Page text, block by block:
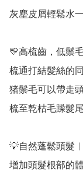
灰塵皮屑輕鬆水
💛高梳齒，低鬃
梳通打結髮絲的
猪鬃毛可以帶走
梳至乾枯毛躁髮
💡自然蓬鬆頭髮
增加頭髮根部的